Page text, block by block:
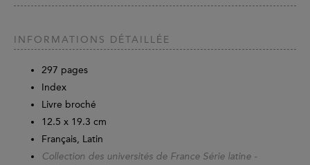
INFORMATIONS DÉTAILLÉE
297 pages
Index
Livre broché
12.5 x 19.3 cm
Français, Latin
Collection des universités de France Série latine -